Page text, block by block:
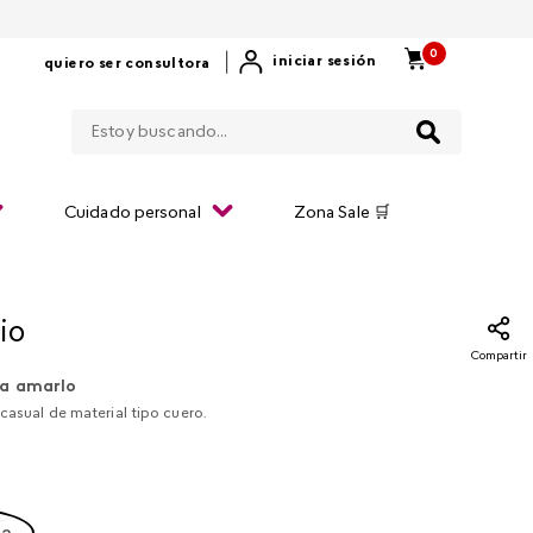
quiero ser consultora iniciar sesión
0
Cuidado personal Zona Sale 🛒
Compartir
amarlo
de material tipo cuero.